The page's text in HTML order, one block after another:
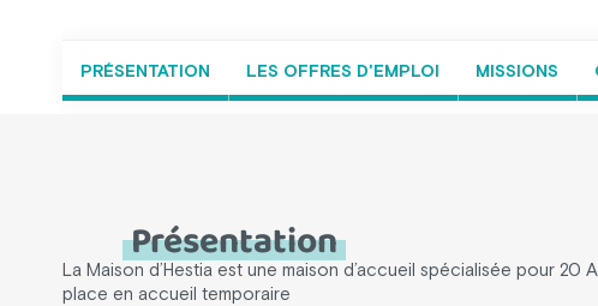
PRÉSENTATION LES OFFRES D'EMPLOI MISSIONS
Présentation
La Maison d’Hestia est une maison d’accueil spécialisée pour
place en accueil temporaire